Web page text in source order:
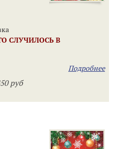
СЛУЧИЛОСЬ В
Подробнее
руб